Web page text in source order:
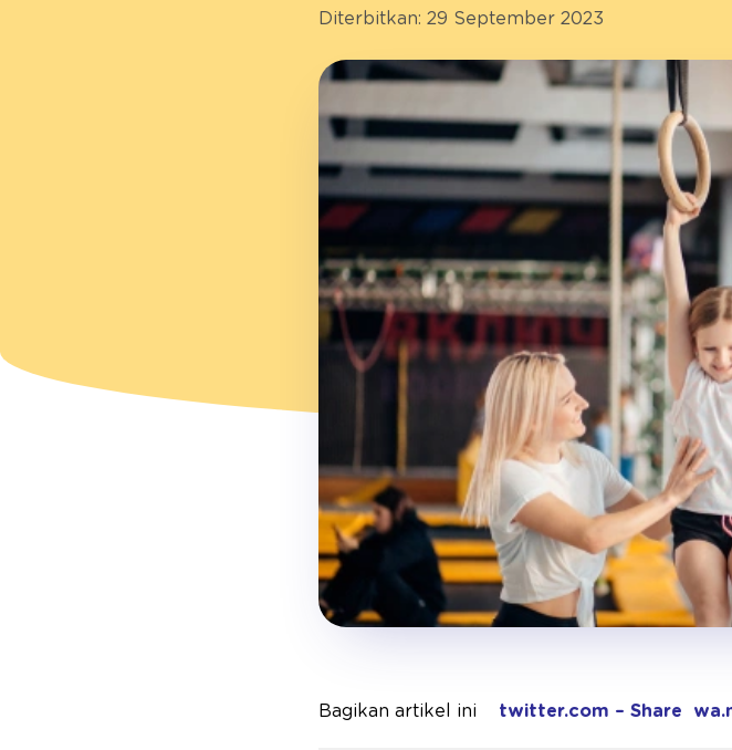
Diterbitkan: 29 September 2023
Bagikan artikel ini twitter.com – Share